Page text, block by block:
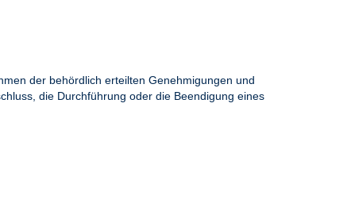
der behördlich erteilten Genehmigungen und
die Durchführung oder die Beendigung eines